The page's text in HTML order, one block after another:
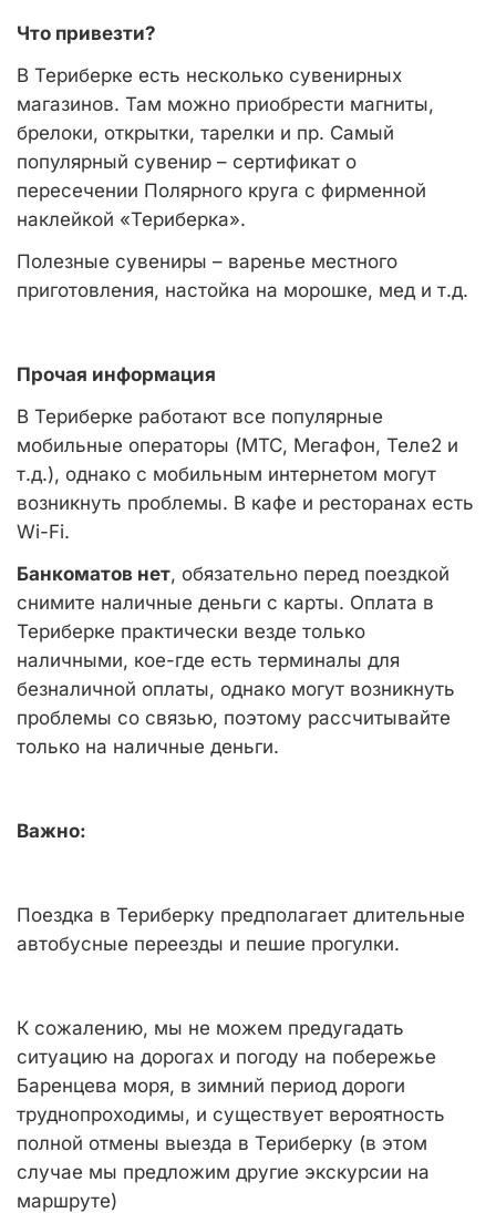
Что привезти?
В Териберке есть несколько сувенирных
магазинов. Там можно приобрести магниты,
брелоки, открытки, тарелки и пр. Самый
популярный сувенир – сертификат о
пересечении Полярного круга с фирменной
наклейкой «Териберка».
Полезные сувениры – варенье местного
приготовления, настойка на морошке, мед и т.д.
Прочая информация
В Териберке работают все популярные
мобильные операторы (МТС, Мегафон, Теле2 и
т.д.), однако с мобильным интернетом могут
возникнуть проблемы. В кафе и ресторанах есть
Wi-Fi.
Банкоматов нет, обязательно перед поездкой
снимите наличные деньги с карты. Оплата в
Териберке практически везде только
наличными, кое-где есть терминалы для
безналичной оплаты, однако могут возникнуть
проблемы со связью, поэтому рассчитывайте
только на наличные деньги.
Важно:
Поездка в Териберку предполагает длительные
автобусные переезды и пешие прогулки.
К сожалению, мы не можем предугадать
ситуацию на дорогах и погоду на побережье
Баренцева моря, в зимний период дороги
труднопроходимы, и существует вероятность
полной отмены выезда в Териберку (в этом
случае мы предложим другие экскурсии на
маршруте)